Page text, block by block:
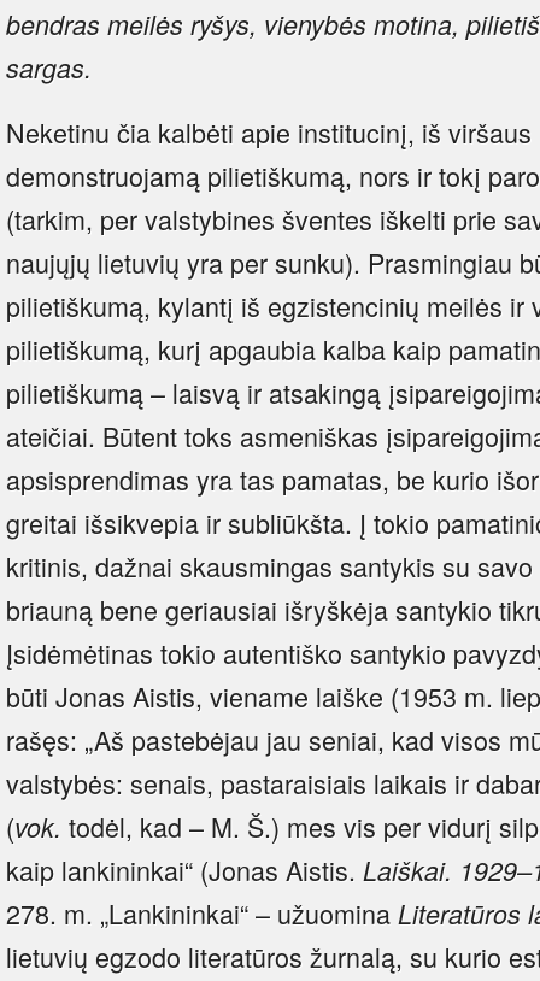
bendras meilės ryšys, vienybės motina,
sargas.
Neketinu čia kalbėti apie institucinį, iš
demonstruojamą pilietiškumą, nors ir tokį
(tarkim, per valstybines šventes iškelti prie
naujųjų lietuvių yra per sunku). Prasmingiau
pilietiškumą, kylantį iš egzistencinių meilės ir
pilietiškumą, kurį apgaubia kalba kaip
pilietiškumą – laisvą ir atsakingą
ateičiai. Būtent toks asmeniškas
apsisprendimas yra tas pamatas, be kurio
greitai išsikvepia ir subliūkšta. Į tokio
kritinis, dažnai skausmingas santykis su
briauną bene geriausiai išryškėja santykio
Įsidėmėtinas tokio autentiško santykio
būti Jonas Aistis, viename laiške (1953 m.
rašęs: „Aš pastebėjau jau seniai, kad visos
valstybės: senais, pastaraisiais laikais ir
(vok. todėl, kad – M. Š.) mes vis per vidurį
kaip lankininkai“ (Jonas Aistis. Laiškai.
278. m. „Lankininkai“ – užuomina Literatūros
lietuvių egzodo literatūros žurnalą, su kurio